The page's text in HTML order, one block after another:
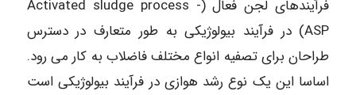
فرآیندهای لجن فعال (Activated sludge process -
ASP) در فرآیند بیولوژیکی به طور متعارف در دسترس
طراحان برای تصفیه انواع مختلف فاضلاب به کار می رود.
اساسا این یک نوع رشد هوازی در فرآیند بیولوژیکی است